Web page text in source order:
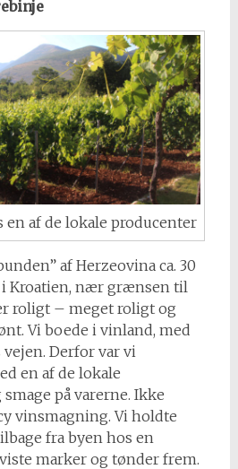
af de lokale producenter
af Herzeovina ca. 30
Kroatien, nær grænsen til
roligt – meget roligt og
Vi boede i vinland, med
Derfor var vi
en af de lokale
på varerne. Ikke
vinsmagning. Vi holdte
fra byen hos en
marker og tønder frem.